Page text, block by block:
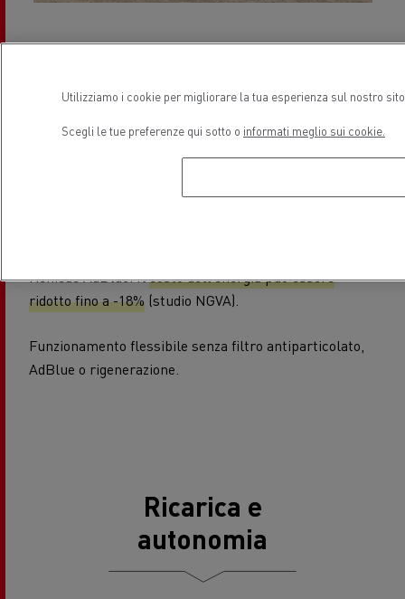
Costo totale di
proprietà (TCO)
richiede AdBlue. Ilcosto dell'energia può essere
ridotto fino a -18% (studio NGVA).
Funzionamento flessibile senza filtro antiparticolato,
AdBlue o rigenerazione.
Ricarica e
autonomia
Utilizziamo i cookie per migliorare la tua esperienza sul nostro
Scegli le tue preferenze qui sotto o informati meglio sui cookie.